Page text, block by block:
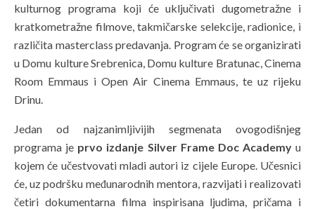
kulturnog programa koji će uključivati dugometražne i
kratkometražne filmove, takmičarske selekcije, radionice, i
različita masterclass predavanja. Program će se organizirati
u Domu kulture Srebrenica, Domu kulture Bratunac, Cinema
Room Emmaus i Open Air Cinema Emmaus, te uz rijeku
Drinu.
Jedan od najzanimljivijih segmenata ovogodišnjeg
programa je prvo izdanje Silver Frame Doc Academyu
kojem će učestvovati mladi autori iz cijele Europe. Učesnici
će, uz podršku međunarodnih mentora, razvijati i realizovati
četiri dokumentarna filma inspirisana ljudima, pričama i